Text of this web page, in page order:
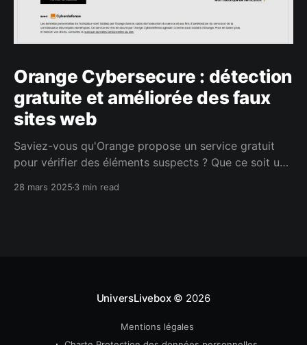
Orange Cybersecure : détection
gratuite et améliorée des faux
sites web
Saviez-vous qu'Orange propose un service gratuit
pour vérifier des éléments suspects ? Que ce soit un
28 mars 2025 3 min read
UniversLivebox© 2026
Mentions légales